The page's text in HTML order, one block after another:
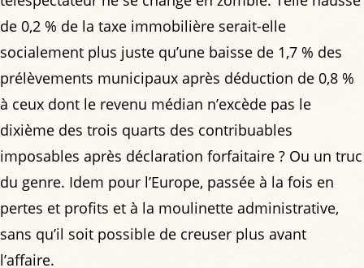
de 0,2 % de la taxe immobilière serait-elle
socialement plus juste qu’une baisse de 1,7 % des
prélèvements municipaux après déduction de 0,8 %
à ceux dont le revenu médian n’excède pas le
dixième des trois quarts des contribuables
imposables après déclaration forfaitaire ? Ou un truc
du genre. Idem pour l’Europe, passée à la fois en
pertes et profits et à la moulinette administrative,
sans qu’il soit possible de creuser plus avant
l’affaire.